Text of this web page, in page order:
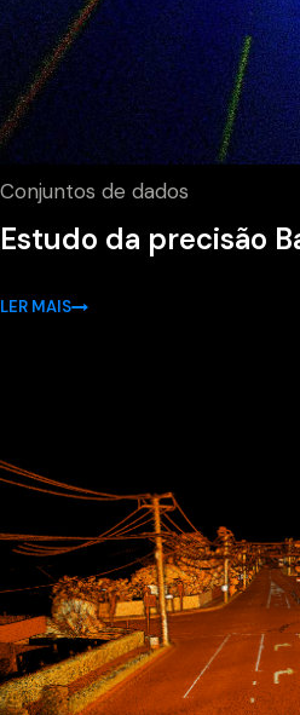
Conjuntos de dados
Estudo da precisão
LER MAIS